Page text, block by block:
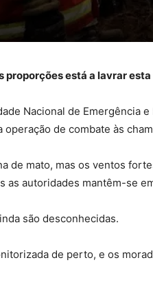
proporções está a lavrar
Nacional de Emergência
de combate às
de mato, mas os ventos
as autoridades mantêm-se
são desconhecidas.
de perto, e os